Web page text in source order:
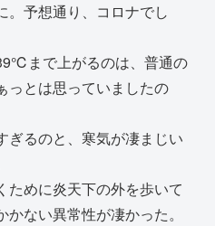
。予想通り、コロナでし
まで上がるのは、普通の
っとは思っていましたの
ぎるのと、寒気が凄まじい
ために炎天下の外を歩いて
ない異常性が凄かった。